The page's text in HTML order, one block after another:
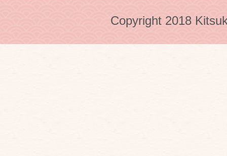
Copyright 2018